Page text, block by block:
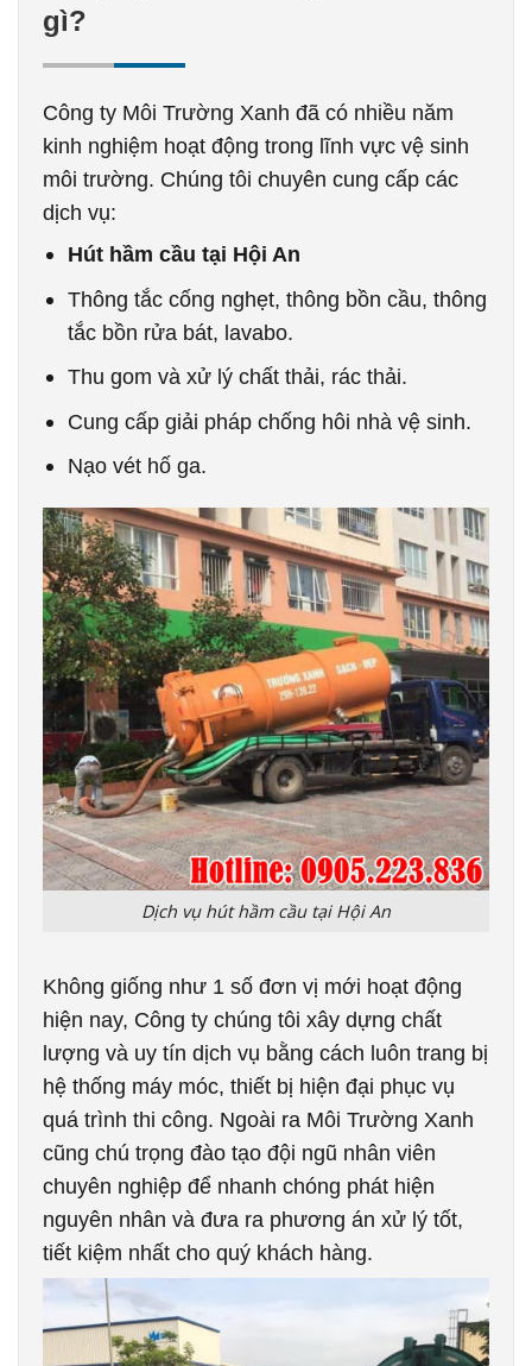
gì?
Công ty Môi Trường Xanh đã có nhiều năm
kinh nghiệm hoạt động trong lĩnh vực vệ sinh
môi trường. Chúng tôi chuyên cung cấp các
dịch vụ:
Hút hầm cầu tại Hội An
Thông tắc cống nghẹt, thông bồn cầu, thông
tắc bồn rửa bát, lavabo.
Thu gom và xử lý chất thải, rác thải.
Cung cấp giải pháp chống hôi nhà vệ sinh.
Nạo vét hố ga.
Dịch vụ hút hầm cầu tại Hội An
Không giống như 1 số đơn vị mới hoạt động
hiện nay, Công ty chúng tôi xây dựng chất
lượng và uy tín dịch vụ bằng cách luôn trang bị
hệ thống máy móc, thiết bị hiện đại phục vụ
quá trình thi công. Ngoài ra Môi Trường Xanh
cũng chú trọng đào tạo đội ngũ nhân viên
chuyên nghiệp để nhanh chóng phát hiện
nguyên nhân và đưa ra phương án xử lý tốt,
tiết kiệm nhất cho quý khách hàng.